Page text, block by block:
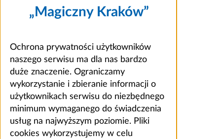
„Magiczny Kraków”
Ochrona prywatności użytkowników
naszego serwisu ma dla nas bardzo
duże znaczenie. Ograniczamy
wykorzystanie i zbieranie informacji o
użytkownikach serwisu do niezbędnego
minimum wymaganego do świadczenia
usług na najwyższym poziomie. Pliki
cookies wykorzystujemy w celu